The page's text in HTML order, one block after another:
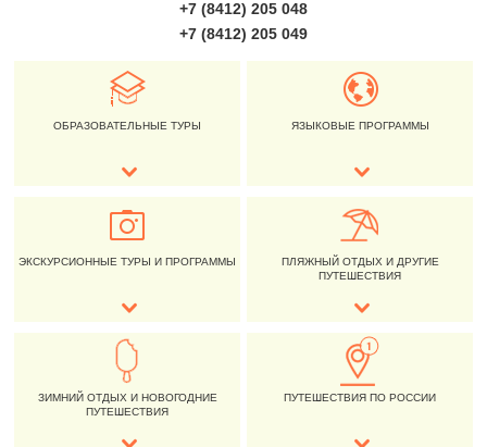
+7 (8412) 205 048
+7 (8412) 205 049
ОБРАЗОВАТЕЛЬНЫЕ ТУРЫ ЯЗЫКОВЫЕ ПРОГРАММЫ
ЭКСКУРСИОННЫЕ ТУРЫ И ПРОГРАММЫ
ПЛЯЖНЫЙ ОТДЫХ И ДРУГИЕ
ПУТЕШЕСТВИЯ
ЗИМНИЙ ОТДЫХ И НОВОГОДНИЕ
ПУТЕШЕСТВИЯ
ПУТЕШЕСТВИЯ ПО РОССИИ